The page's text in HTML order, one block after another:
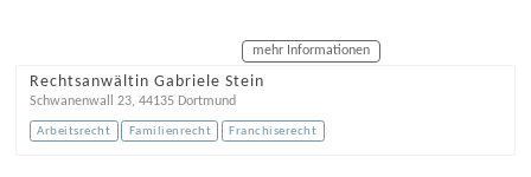
mehr Informationen
Rechtsanwältin Gabriele Stein
Schwanenwall 23, 44135 Dortmund
Arbeitsrecht Familienrecht Franchiserecht